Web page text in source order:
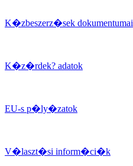
K�zbeszerz�sek dokumentumai
K�z�rdek? adatok
EU-s p�ly�zatok
V�laszt�si inform�ci�k